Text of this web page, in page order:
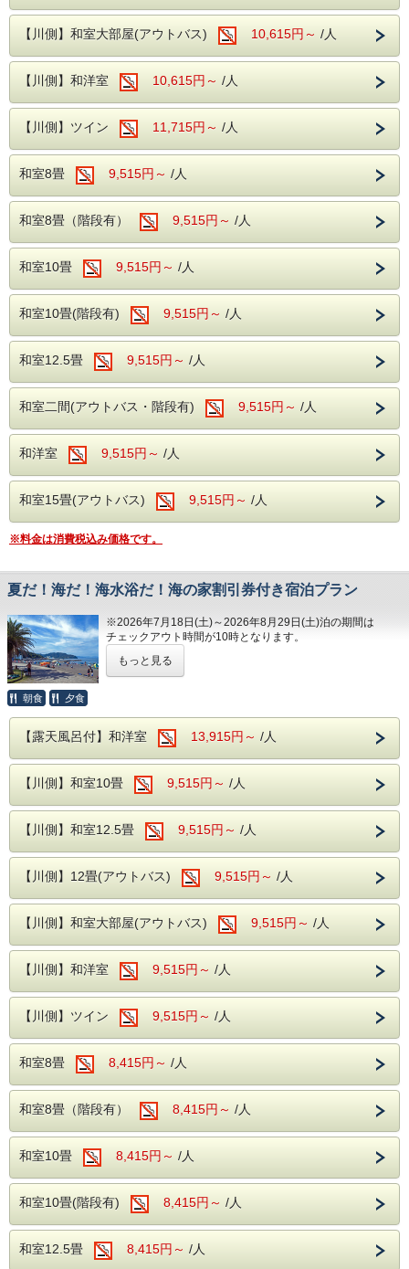
当館がおすすめする客室は、【川側】となり
ます。
夜は松川遊歩道の幻想的な竹あかりで癒しの
ひとときをお楽しみいただけます。
充実の無料施設
当館では、カラオケや卓球、全自動麻雀を無
料でお楽しみいただけます。
※カラオケ、卓球のご予約は当日の12時30分
※全自動麻雀は、事前予約制となりますの
で、ホテルまで直接ご連絡ください。
【ロビー】
でピアノを演奏する事ができます。
ロビーからは自然溢れる松川をご覧いただけます。
・按針祭
８月０８日（土） 按針祭・灯籠の流れと打上花火
８月０９日（日） 按針祭・太鼓の響きと打ち上げ花火
８月１０日（月） 按針祭・海の打ち上げ花火
・セカンドステージ
８月１４日（金） やんもの屋花火大会
８月１６日（日） 伊東温泉夢花火Part５
８月２１日（金） 伊東温泉夢花火Part６
８月２２日（土） 箸祭り花火大会
８月２３日（日） 伊東温泉夢花火Part７
８月２９日（土） 伊東温泉夢花火Part８
◇夢花火/伊東海岸（当館より徒歩約8分）にて20:30〜20：
◇宇佐美花火/宇佐美海岸（当館より車で約10分）にて20:00
◇按針祭/伊東海岸（当館より徒歩約8分）にて20：50〜
21：00開催予定。
00～21：00開催予定
。
◇やんもの里花火/八幡野海岸（当館より車で約30分）にて
20：00～20：30開催
予定。
◇箸まつり花火/オレンジビーチ海岸（当館より徒歩約8分）
にて20：30～21：00
開催予定。
【ご予約前に必ずご確認ください】
す。
上記等の事由により宿泊のキャンセルや変更をいただく場
合は、規定のキャンセル料発生に該当となりますので予めご
了承願います。
・伊東海岸で打上げが行われますので当館のいずれの客室よ
います。
ださい。
【川側】和室大部屋(アウトバス) 10,615円～ /人
【川側】和洋室 10,615円～ /人
【川側】ツイン 11,715円～ /人
和室8畳 9,515円～ /人
和室8畳（階段有） 9,515円～ /人
和室10畳 9,515円～ /人
和室10畳(階段有) 9,515円～ /人
和室12.5畳 9,515円～ /人
和室二間(アウトバス・階段有) 9,515円～ /人
和洋室 9,515円～ /人
和室15畳(アウトバス) 9,515円～ /人
※料金は消費税込み価格です。
夏だ！海だ！海水浴だ！海の家割引券付き宿泊プラン
※2026年7月18日(土)～2026年8月29日(土)泊の期間は
チェックアウト時間が10時となります。
７月下旬から８月下旬に暑さのピークが到来⁉
そんな夏を家族・友達、みんなで楽しむ！
＜提携海の家割引券付き＞宿泊プランのご案内です。伊東オ
レンジビーチは、大きな波が少なく夏季は、監視員も配置さ
家」がオープンしている為に食事やシャワーなど施設も整っ
た海水浴場です。また、バナナボートやウオーターパークな
ど アクティビティもお楽しみいただけます。
ビーチまでは当館より徒歩８分程度（ナビタイム計測）です
♪
【プラン実施期間】
２０２６年７月１８日（土）～ ８月３０日（日）
※台風等接近や荒天など安全が確保されないと関係各所・組
合等で判断をされた場合、ご利用が出来ませんので予めご了
承願います。
※宿泊料の中に海の家利用料金は、含まれていません。
提携海の家ご案内/井上丸海水浴場海の家
営業予定：２０２６年７月１８日（土）～ ８月３０日
営業時間：８：００～１７：００
００）※中学生以上
小学生/￥１、５００-（割引券利用にて￥１、２００）
幼 児/無料
◇ホテルにて当日（12：30以降）宿泊手続きと割引券の取
得で海の家へお出かけください。※事前送付など致しかねま
すので予めご了承願います。
◇当館の駐車場は、宿泊日当日（12：30）～最終宿泊日
（11：00）までとなりますので予めご了承願います。
◇気象状況により各施設のご利用が出来ない場合があります
ので予めご了承願います。※海の家のご利用の関する事由で
宿泊キャンセルは、キャンセル料対象となりますので予めご
了承願います。
和洋中のバイキング（食べ放題）をレストランにてお楽しみ
夕食開始時刻は、当日のご宿泊人数にあわせ変動しておりま
もっと見る
朝食 夕食
【露天風呂付】和洋室 13,915円～ /人
【川側】和室10畳 9,515円～ /人
【川側】和室12.5畳 9,515円～ /人
【川側】12畳(アウトバス) 9,515円～ /人
【川側】和室大部屋(アウトバス) 9,515円～ /人
【川側】和洋室 9,515円～ /人
【川側】ツイン 9,515円～ /人
和室8畳 8,415円～ /人
和室8畳（階段有） 8,415円～ /人
和室10畳 8,415円～ /人
和室10畳(階段有) 8,415円～ /人
和室12.5畳 8,415円～ /人